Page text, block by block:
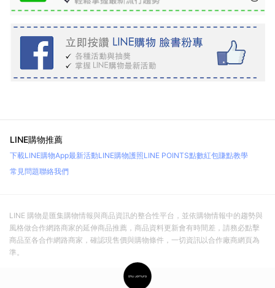
LINE購物推薦
下載LINE購物App最新活動LINE購物護照LINE POINTS點數紅包賺點教學
常見問題聯絡我們
LINE 購物是匯集購物情報與商品資訊的整合性平台，並依購物情報中的趨勢與
風格做合作網路商家的延伸商品推薦，商品資料更新會有時間差，請務必點擊
商品至各合作網路商家，確認現售價與購物條件，一切資訊以合作廠商網頁為
準。